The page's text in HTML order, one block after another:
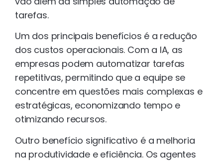
tarefas.
Um dos principais benefícios é a redução
dos custos operacionais. Com a IA, as
empresas podem automatizar tarefas
repetitivas, permitindo que a equipe se
concentre em questões mais complexas e
estratégicas, economizando tempo e
otimizando recursos.
Outro benefício significativo é a melhoria
na produtividade e eficiência. Os agentes